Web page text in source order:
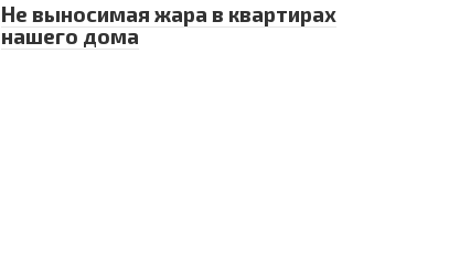
Не выносимая жара в квартирах
нашего дома